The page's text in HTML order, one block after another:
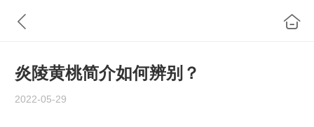
炎陵黄桃简介如何辨别？
2022-05-29